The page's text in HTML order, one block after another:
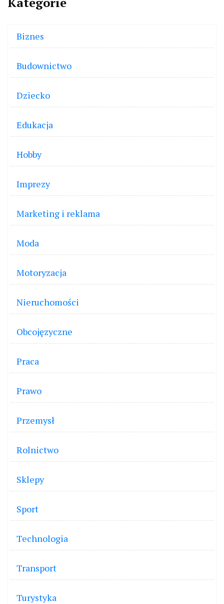
Biznes
Budownictwo
Dziecko
Edukacja
Hobby
Imprezy
Marketing i reklama
Moda
Motoryzacja
Nieruchomości
Obcojęzyczne
Praca
Prawo
Przemysł
Rolnictwo
Sklepy
Sport
Technologia
Transport
Turystyka